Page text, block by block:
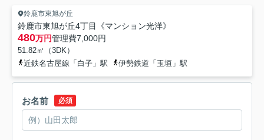
鈴鹿市東旭が丘
鈴鹿市東旭が丘4丁目《マンション光洋》
480万円管理費7,000円
51.82㎡（3DK）
近鉄名古屋線「白子」駅
伊勢鉄道「玉垣」駅
お名前 必須